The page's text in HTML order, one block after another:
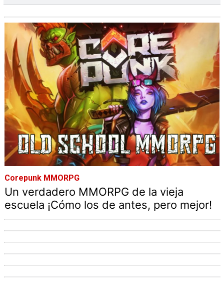
Corepunk MMORPG
Un verdadero MMORPG de la vieja
escuela ¡Cómo los de antes, pero mejor!